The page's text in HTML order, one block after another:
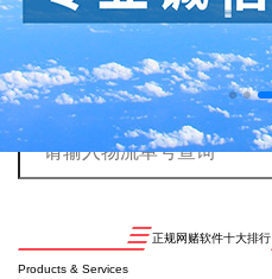
正规网赌软件十大排行
Products & Services